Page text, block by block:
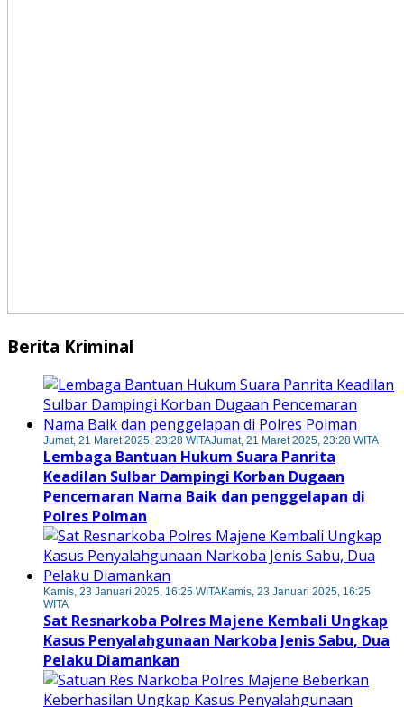
Berita Kriminal
Jumat, 21 Maret 2025, 23:28 WITAJumat, 21 Maret 2025, 23:28 WITA
Lembaga Bantuan Hukum Suara Panrita
Keadilan Sulbar Dampingi Korban Dugaan
Pencemaran Nama Baik dan penggelapan di
Polres Polman
Kamis, 23 Januari 2025, 16:25 WITAKamis, 23 Januari 2025, 16:25
WITA
Sat Resnarkoba Polres Majene Kembali Ungkap
Kasus Penyalahgunaan Narkoba Jenis Sabu, Dua
Pelaku Diamankan